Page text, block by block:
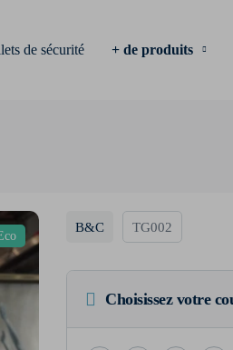
de sécurité + de produits
B&C TG002
Choisissez votre